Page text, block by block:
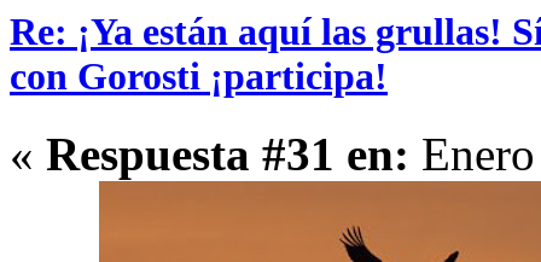
Re: ¡Ya están aquí las grullas!
con Gorosti ¡participa!
« Respuesta #31 en: